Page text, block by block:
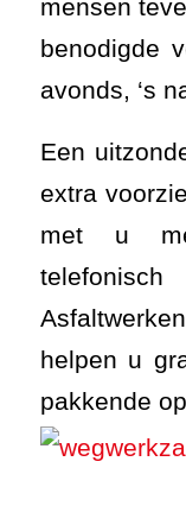
mensen
benodigde
avonds, ‘s
Een
extra
met u
helpen u
pakkende